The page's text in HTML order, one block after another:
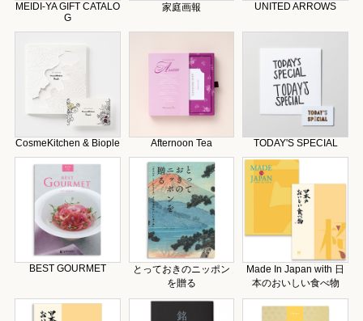
MEIDI-YA GIFT CATALO
G
家庭画報 UNITED ARROWS
CosmeKitchen & Biople Afternoon Tea TODAY'S SPECIAL
BEST GOURMET
とっておきのニッポン
を贈る
Made In Japan with 日
本のおいしい食べ物